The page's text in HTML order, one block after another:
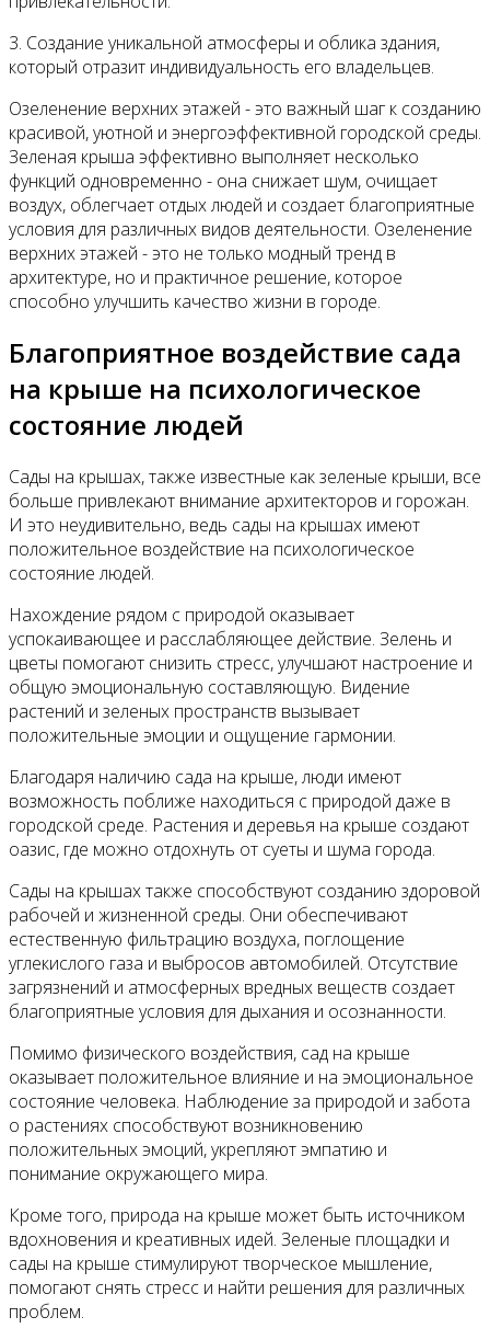
3. Создание уникальной атмосферы и облика здания,
который отразит индивидуальность его владельцев.
Озеленение верхних этажей - это важный шаг к созданию
красивой, уютной и энергоэффективной городской среды.
Зеленая крыша эффективно выполняет несколько
функций одновременно - она снижает шум, очищает
воздух, облегчает отдых людей и создает благоприятные
условия для различных видов деятельности. Озеленение
верхних этажей - это не только модный тренд в
архитектуре, но и практичное решение, которое
способно улучшить качество жизни в городе.
Благоприятное воздействие сада
на крыше на психологическое
состояние людей
Сады на крышах, также известные как зеленые крыши, все
больше привлекают внимание архитекторов и горожан.
И это неудивительно, ведь сады на крышах имеют
положительное воздействие на психологическое
состояние людей.
Нахождение рядом с природой оказывает
успокаивающее и расслабляющее действие. Зелень и
цветы помогают снизить стресс, улучшают настроение и
общую эмоциональную составляющую. Видение
растений и зеленых пространств вызывает
положительные эмоции и ощущение гармонии.
Благодаря наличию сада на крыше, люди имеют
возможность поближе находиться с природой даже в
городской среде. Растения и деревья на крыше создают
оазис, где можно отдохнуть от суеты и шума города.
Сады на крышах также способствуют созданию здоровой
рабочей и жизненной среды. Они обеспечивают
естественную фильтрацию воздуха, поглощение
углекислого газа и выбросов автомобилей. Отсутствие
загрязнений и атмосферных вредных веществ создает
благоприятные условия для дыхания и осознанности.
Помимо физического воздействия, сад на крыше
оказывает положительное влияние и на эмоциональное
состояние человека. Наблюдение за природой и забота
о растениях способствуют возникновению
положительных эмоций, укрепляют эмпатию и
понимание окружающего мира.
Кроме того, природа на крыше может быть источником
вдохновения и креативных идей. Зеленые площадки и
сады на крыше стимулируют творческое мышление,
помогают снять стресс и найти решения для различных
проблем.